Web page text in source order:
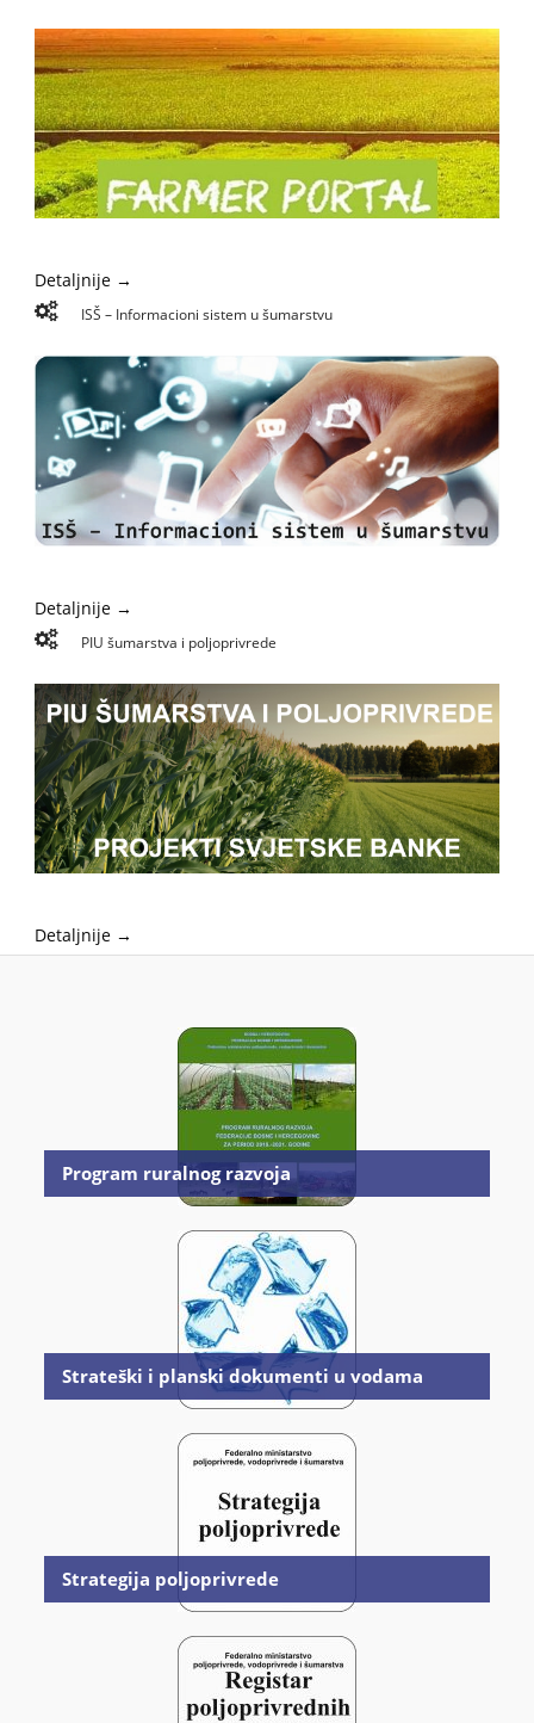
Detaljnije →
ISŠ – Informacioni sistem u šumarstvu
Detaljnije →
PIU šumarstva i poljoprivrede
Detaljnije →
Program ruralnog razvoja
Strateški i planski dokumenti u vodama
Strategija poljoprivrede